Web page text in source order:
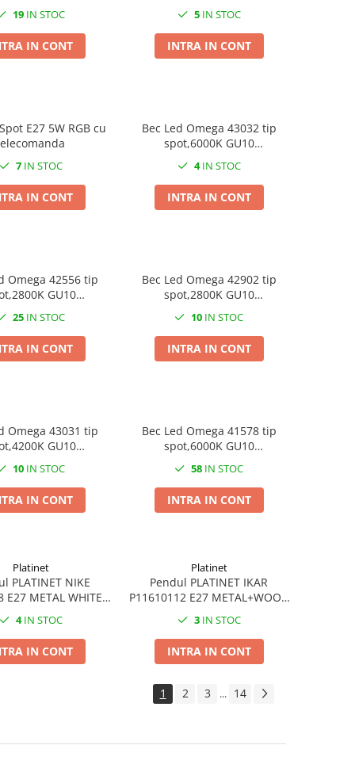
19 IN STOC
IN CONT
1m, Blow 08115, negru
5IN STOC
INTRA IN CONT
E27 5W RGB cu
7IN STOC
IN CONT
Bec Led Omega 43032 tip
spot,6000K GU10
4IN STOC
INTRA IN CONT
Omega 42556 tip
GU10
25 IN STOC
IN CONT
Bec Led Omega 42902 tip
spot,2800K GU10
10 IN STOC
INTRA IN CONT
Omega 43031 tip
GU10
10 IN STOC
IN CONT
Bec Led Omega 41578 tip
spot,6000K GU10
aluminiu
58 IN STOC
INTRA IN CONT
Platinet
PLATINET NIKE
E27 METAL WHITE
4IN STOC
IN CONT
Platinet
Pendul PLATINET IKAR
P11610112 E27 METAL+WOOD
3IN STOC
INTRA IN CONT
1 2 3 ... 14